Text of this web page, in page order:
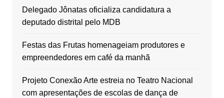
Delegado Jônatas oficializa candidatura a
deputado distrital pelo MDB
Festas das Frutas homenageiam produtores e
empreendedores em café da manhã
Projeto Conexão Arte estreia no Teatro Nacional
com apresentações de escolas de dança de